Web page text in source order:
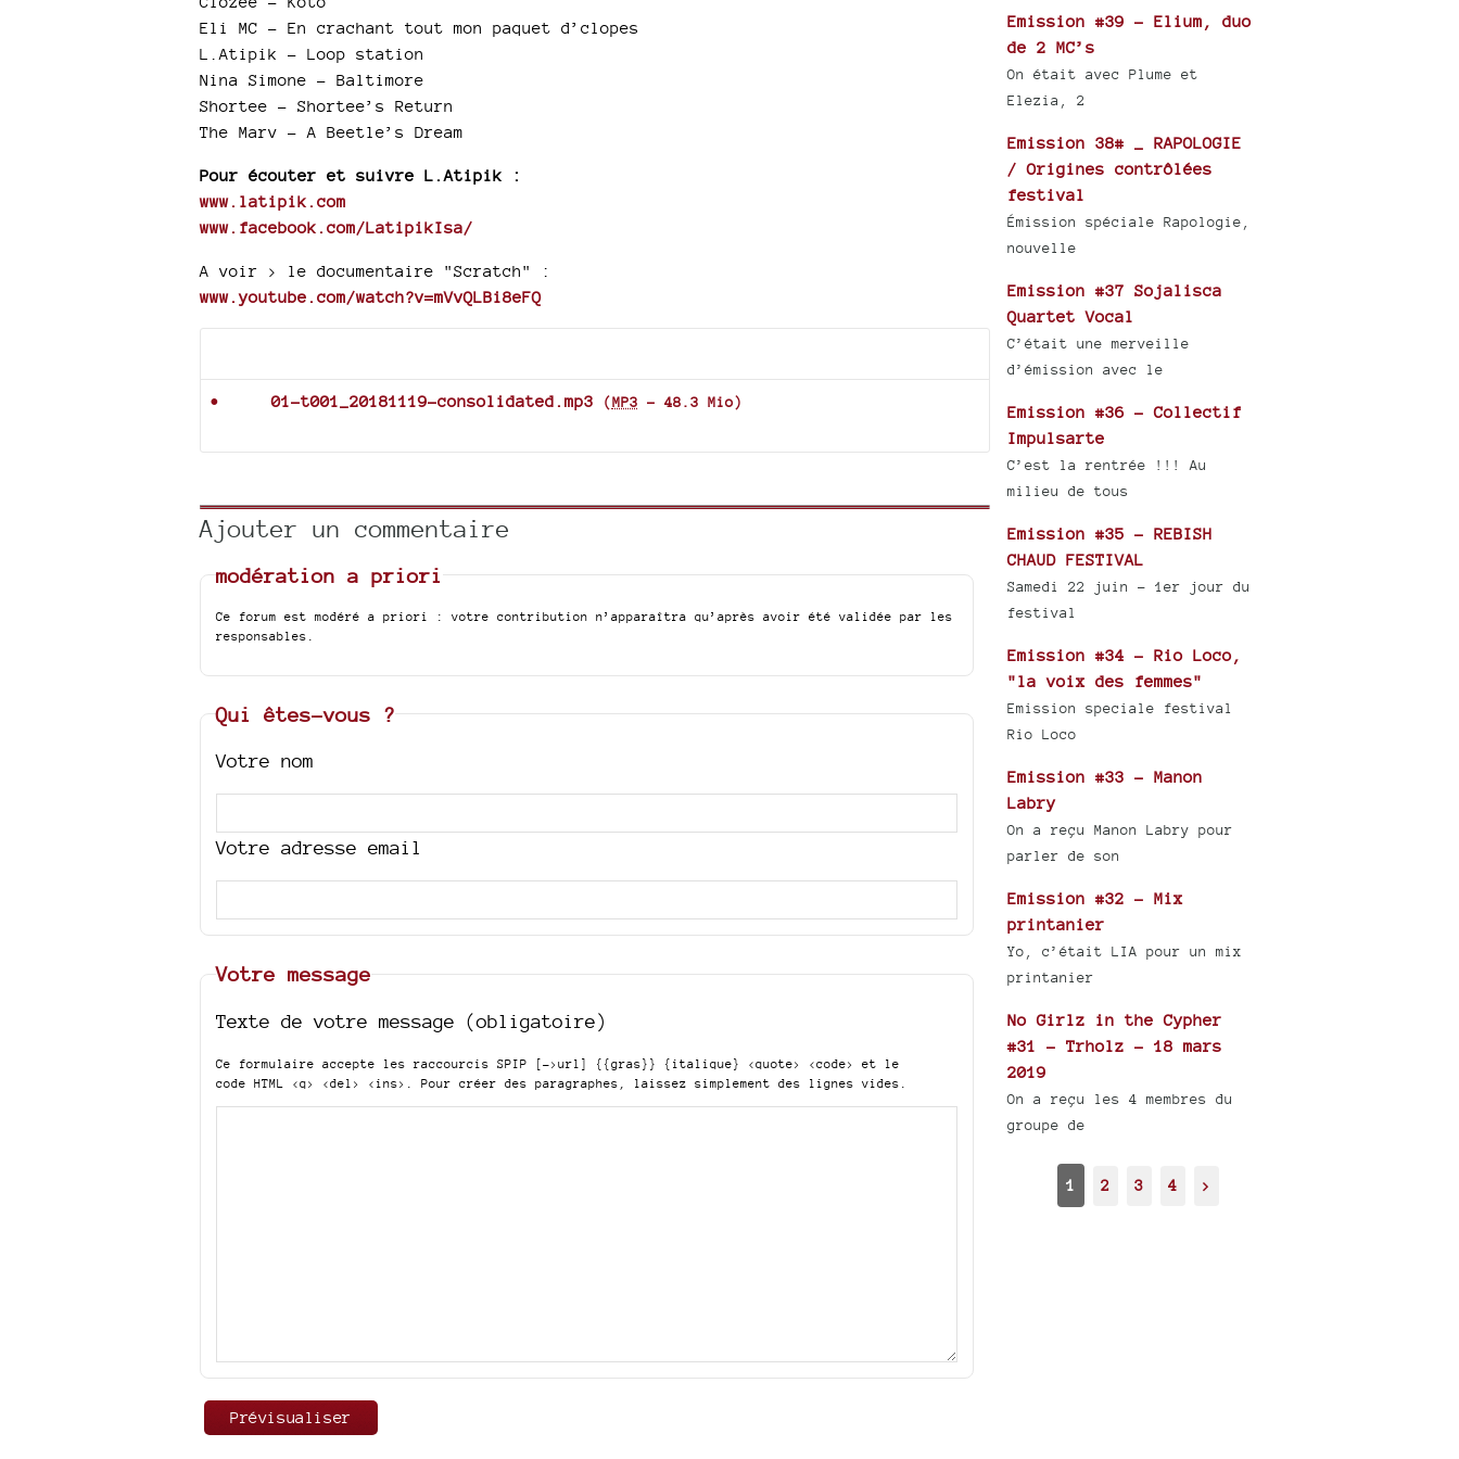
Eli MC - En crachant tout mon paquet d’clopes
L.Atipik - Loop station
Nina Simone - Baltimore
Shortee - Shortee’s Return
The Marv - A Beetle’s Dream
Pour écouter et suivre L.Atipik :
www.latipik.com
www.facebook.com/LatipikIsa/
A voir > le documentaire "Scratch" :
www.youtube.com/watch?v=mVvQLBi8eFQ
01-t001_20181119-consolidated.mp3 (MP3 - 48.3 Mio)
Ajouter un commentaire
modération a priori
Ce forum est modéré a priori : votre contribution n’apparaîtra qu’après avoir été validée par les
responsables.
Qui êtes-vous ?
Votre nom
Votre adresse email
Votre message
Texte de votre message (obligatoire)
Ce formulaire accepte les raccourcis SPIP [->url] {{gras}} {italique} <quote> <code>
et le
code HTML <q> <del> <ins> . Pour créer des paragraphes, laissez simplement des lignes vides.
Emission #39 - Elium, duo
de 2 MC’s
On était avec Plume et
Elezia, 2
Emission 38# _ RAPOLOGIE
/ Origines contrôlées
festival
Émission spéciale Rapologie,
nouvelle
Emission #37 Sojalisca
Quartet Vocal
C’était une merveille
d’émission avec le
Emission #36 - Collectif
Impulsarte
C’est la rentrée !!! Au
milieu de tous
Emission #35 - REBISH
CHAUD FESTIVAL
Samedi 22 juin - 1er jour du
festival
Emission #34 - Rio Loco,
"la voix des femmes"
Emission speciale festival
Rio Loco
Emission #33 - Manon
Labry
On a reçu Manon Labry pour
parler de son
Emission #32 - Mix
printanier
Yo, c’était LIA pour un mix
printanier
No Girlz in the Cypher
#31 - Trholz - 18 mars
2019
On a reçu les 4 membres du
groupe de
1 2 3 4 >